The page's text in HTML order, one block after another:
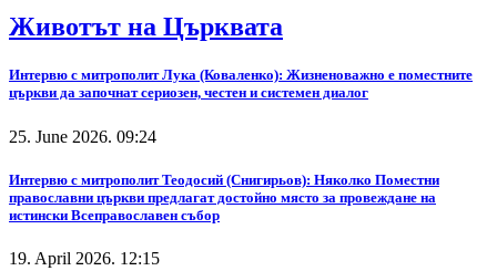
Животът на Църквата
Интервю с митрополит Лука (Коваленко): Жизненоважно е поместните
църкви да започнат сериозен, честен и системен диалог
25. June 2026. 09:24
Интервю с митрополит Теодосий (Снигирьов): Няколко Поместни
православни църкви предлагат достойно място за провеждане на
истински Всеправославен събор
19. April 2026. 12:15